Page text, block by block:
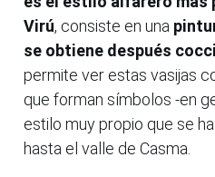
Virú, consiste en una
se obtiene después
permite ver estas vasijas
que forman símbolos -en
estilo muy propio que se
hasta el valle de Casma.